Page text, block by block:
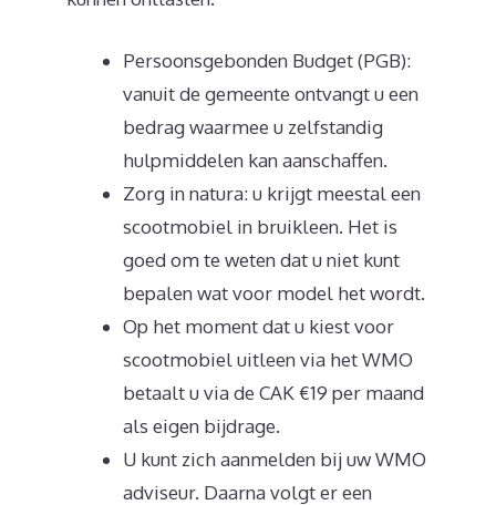
Persoonsgebonden Budget (PGB):
vanuit de gemeente ontvangt u een
bedrag waarmee u zelfstandig
hulpmiddelen kan aanschaffen.
Zorg in natura: u krijgt meestal een
scootmobiel in bruikleen. Het is
goed om te weten dat u niet kunt
bepalen wat voor model het wordt.
Op het moment dat u kiest voor
scootmobiel uitleen via het WMO
betaalt u via de CAK €19 per maand
als eigen bijdrage.
U kunt zich aanmelden bij uw WMO
adviseur. Daarna volgt er een